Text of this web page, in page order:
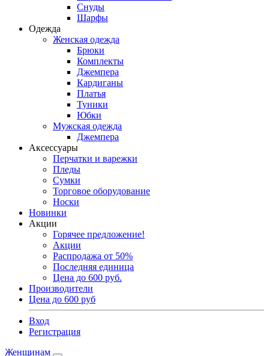
Снуды
Шарфы
Одежда
Женская одежда
Брюки
Комплекты
Джемпера
Кардиганы
Платья
Туники
Юбки
Мужская одежда
Джемпера
Аксессуары
Перчатки и варежки
Пледы
Сумки
Торговое оборудование
Носки
Новинки
Акции
Горячее предложение!
Акции
Распродажа от 50%
Последняя единица
Цена до 600 руб.
Производители
Цена до 600 руб
Вход
Регистрация
Женщинам